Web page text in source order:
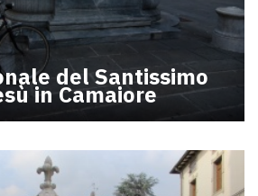
del Santissimo
in Camaiore